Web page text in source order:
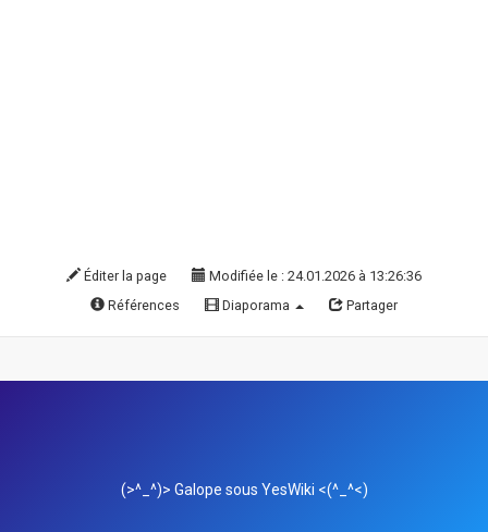
Éditer la page
Modifiée le : 24.01.2026 à 13:26:36
Références
Diaporama Partager
(>^_^)> Galope sous YesWiki <(^_^<)